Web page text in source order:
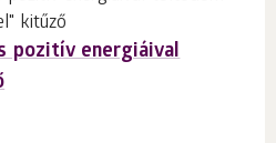
pozitív energiáival